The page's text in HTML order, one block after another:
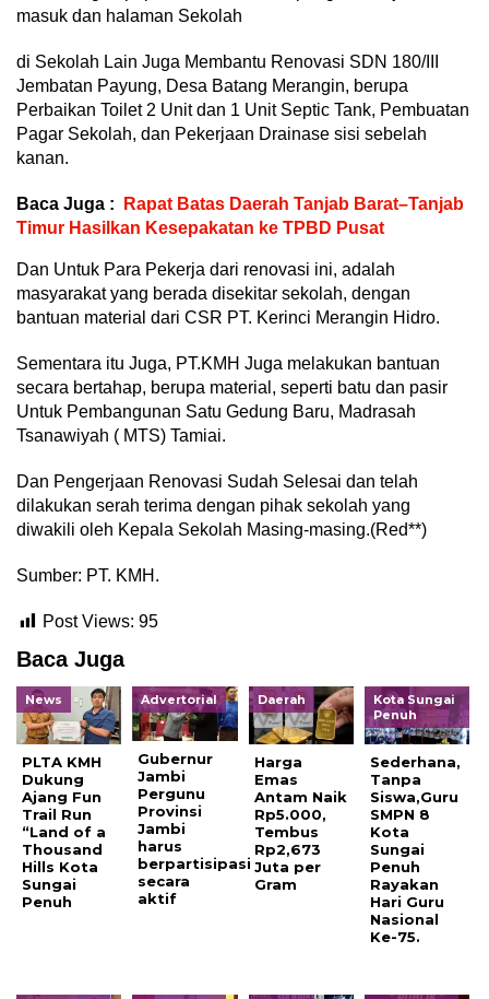
masuk dan halaman Sekolah
di Sekolah Lain Juga Membantu Renovasi SDN 180/III
Jembatan Payung, Desa Batang Merangin, berupa
Perbaikan Toilet 2 Unit dan 1 Unit Septic Tank, Pembuatan
Pagar Sekolah, dan Pekerjaan Drainase sisi sebelah
kanan.
Baca Juga :
Rapat Batas Daerah Tanjab Barat–Tanjab
Timur Hasilkan Kesepakatan ke TPBD Pusat
Dan Untuk Para Pekerja dari renovasi ini, adalah
masyarakat yang berada disekitar sekolah, dengan
bantuan material dari CSR PT. Kerinci Merangin Hidro.
Sementara itu Juga, PT.KMH Juga melakukan bantuan
secara bertahap, berupa material, seperti batu dan pasir
Untuk Pembangunan Satu Gedung Baru, Madrasah
Tsanawiyah ( MTS) Tamiai.
Dan Pengerjaan Renovasi Sudah Selesai dan telah
dilakukan serah terima dengan pihak sekolah yang
diwakili oleh Kepala Sekolah Masing-masing.(Red**)
Sumber: PT. KMH.
Post Views: 95
Baca Juga
News
PLTA KMH
Dukung
Ajang Fun
Trail Run
“Land of a
Thousand
Hills Kota
Sungai
Penuh
Advertorial
Gubernur
Jambi
Pergunu
Provinsi
Jambi
harus
berpartisipasi
secara
aktif
Daerah
Harga
Emas
Antam Naik
Rp5.000,
Tembus
Rp2,673
Juta per
Gram
Kota Sungai
Penuh
Sederhana,
Tanpa
Siswa,Guru
SMPN 8
Kota
Sungai
Penuh
Rayakan
Hari Guru
Nasional
Ke-75.